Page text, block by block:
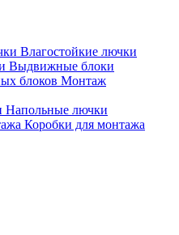
Влагостойкие лючки
Выдвижные блоки
Монтаж
Напольные лючки
Коробки для монтажа